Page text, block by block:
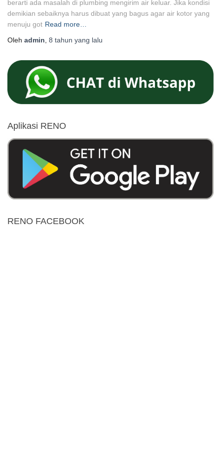
berarti ada masalah di plumbing mengirim air keluar. Jika kondisi
demikian sebaiknya harus dibuat yang bagus agar air kotor yang
menuju got Read more…
Oleh admin 8 tahun yang lalu
Aplikasi RENO
RENO FACEBOOK